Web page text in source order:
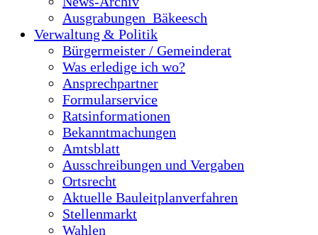
Ausgrabungen_Bäkeesch
Verwaltung & Politik
Bürgermeister / Gemeinderat
Was erledige ich wo?
Ansprechpartner
Formularservice
Ratsinformationen
Bekanntmachungen
Amtsblatt
Ausschreibungen und Vergaben
Ortsrecht
Aktuelle Bauleitplanverfahren
Stellenmarkt
Wahlen